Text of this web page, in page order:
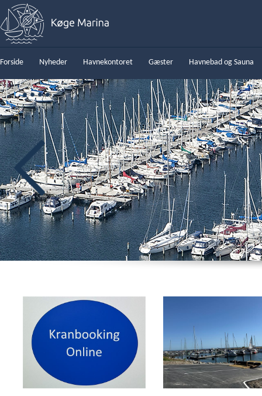
Forside Nyheder Havnekontoret Gæster Havnebad og Sauna